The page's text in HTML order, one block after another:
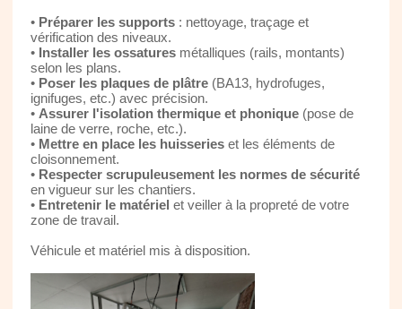
• Préparer les supports: nettoyage, traçage et
vérification des niveaux.
• Installer les ossaturesmétalliques (rails, montants)
selon les plans.
• Poser les plaques de plâtre(BA13, hydrofuges,
ignifuges, etc.) avec précision.
• Assurer l'isolation thermique et phonique(pose de
laine de verre, roche, etc.).
• Mettre en place les huisserieset les éléments de
cloisonnement.
• Respecter scrupuleusement les normes de sécurité
en vigueur sur les chantiers.
• Entretenir le matériel et veiller à la propreté de votre
zone de travail.
Véhicule et matériel mis à disposition.